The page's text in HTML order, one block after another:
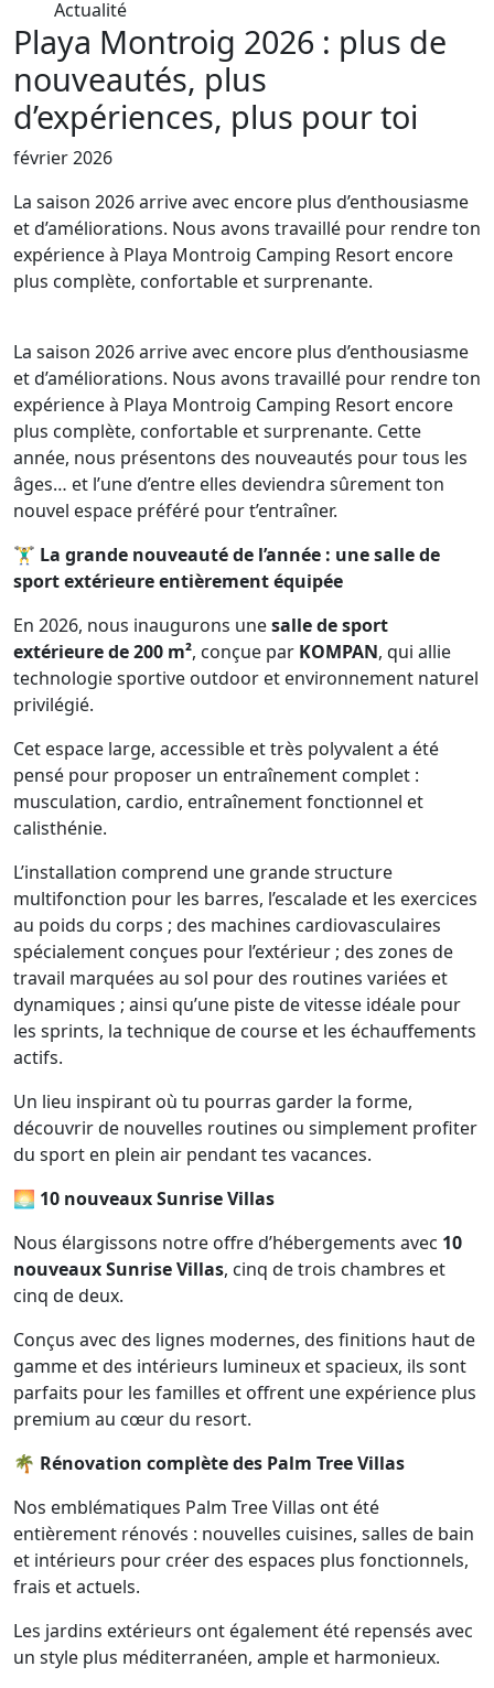
Actualité
Playa Montroig 2026 : plus de
nouveautés, plus
d’expériences, plus pour toi
février 2026
La saison 2026 arrive avec encore plus d’enthousiasme
et d’améliorations. Nous avons travaillé pour rendre ton
expérience à Playa Montroig Camping Resort encore
plus complète, confortable et surprenante.
La saison 2026 arrive avec encore plus d’enthousiasme
et d’améliorations. Nous avons travaillé pour rendre ton
expérience à Playa Montroig Camping Resort encore
plus complète, confortable et surprenante. Cette
année, nous présentons des nouveautés pour tous les
âges… et l’une d’entre elles deviendra sûrement ton
nouvel espace préféré pour t’entraîner.
🏋️‍♂️ La grande nouveauté de l’année : une salle de
sport extérieure entièrement équipée
En 2026, nous inaugurons unesalle de sport
extérieure de 200 m², conçue par KOMPAN, qui allie
technologie sportive outdoor et environnement naturel
privilégié.
Cet espace large, accessible et très polyvalent a été
pensé pour proposer un entraînement complet :
musculation, cardio, entraînement fonctionnel et
calisthénie.
L’installation comprend une grande structure
multifonction pour les barres, l’escalade et les exercices
au poids du corps ; des machines cardiovasculaires
spécialement conçues pour l’extérieur ; des zones de
travail marquées au sol pour des routines variées et
dynamiques ; ainsi qu’une piste de vitesse idéale pour
les sprints, la technique de course et les échauffements
actifs.
Un lieu inspirant où tu pourras garder la forme,
découvrir de nouvelles routines ou simplement profiter
du sport en plein air pendant tes vacances.
🌅 10 nouveaux Sunrise Villas
Nous élargissons notre offre d’hébergements avec 10
nouveaux Sunrise Villas, cinq de trois chambres et
cinq de deux.
Conçus avec des lignes modernes, des finitions haut de
gamme et des intérieurs lumineux et spacieux, ils sont
parfaits pour les familles et offrent une expérience plus
premium au cœur du resort.
🌴 Rénovation complète des Palm Tree Villas
Nos emblématiques Palm Tree Villas ont été
entièrement rénovés : nouvelles cuisines, salles de bain
et intérieurs pour créer des espaces plus fonctionnels,
frais et actuels.
Les jardins extérieurs ont également été repensés avec
un style plus méditerranéen, ample et harmonieux.